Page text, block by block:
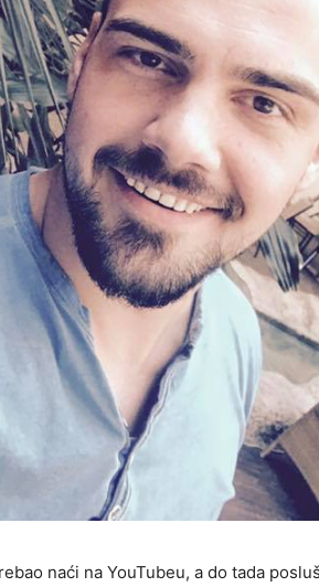
naći na YouTubeu, a do tada